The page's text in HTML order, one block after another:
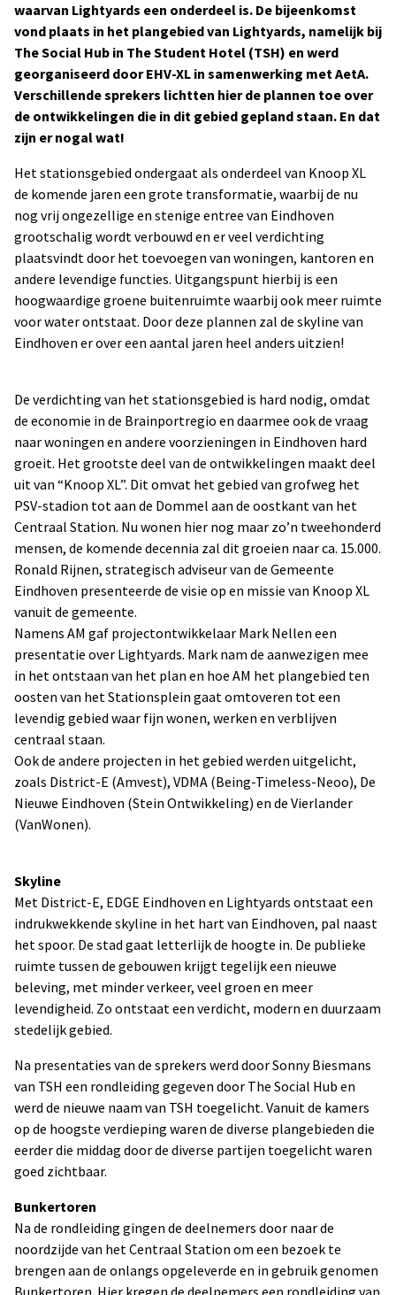
waarvan Lightyards een onderdeel is. De bijeenkomst
vond plaats in het plangebied van Lightyards, namelijk bij
The Social Hub in The Student Hotel (TSH) en werd
georganiseerd doorEHV-XL in samenwerking metAetA.
Verschillende sprekers lichtten hier de plannen toe over
de ontwikkelingen die in dit gebied gepland staan. En dat
zijn er nogal wat!
Het stationsgebied ondergaat als onderdeel van Knoop XL
de komende jaren een grote transformatie, waarbij de nu
nog vrij ongezellige en stenige entree van Eindhoven
grootschalig wordt verbouwd en er veel verdichting
plaatsvindt door het toevoegen van woningen, kantoren en
andere levendige functies. Uitgangspunt hierbij is een
hoogwaardige groene buitenruimte waarbij ook meer ruimte
voor water ontstaat. Door deze plannen zal de skyline van
Eindhoven er over een aantal jaren heel anders uitzien!
De verdichting van het stationsgebied is hard nodig, omdat
de economie in de Brainportregio en daarmee ook de vraag
naar woningen en andere voorzieningen in Eindhoven hard
groeit. Het grootste deel van de ontwikkelingen maakt deel
uit van “Knoop XL”. Dit omvat het gebied van grofweg het
PSV-stadion tot aan de Dommel aan de oostkant van het
Centraal Station. Nu wonen hier nog maar zo’n tweehonderd
mensen, de komende decennia zal dit groeien naar ca. 15.000.
Ronald Rijnen, strategisch adviseur van de Gemeente
Eindhoven presenteerde de visie op en missie van Knoop XL
vanuit de gemeente.
Namens AM gaf projectontwikkelaar Mark Nellen een
presentatie over Lightyards. Mark nam de aanwezigen mee
in het ontstaan van het plan en hoe AM het plangebied ten
oosten van het Stationsplein gaat omtoveren tot een
levendig gebied waar fijn wonen, werken en verblijven
centraal staan.
Ook de andere projecten in het gebied werden uitgelicht,
zoals District-E (Amvest), VDMA (Being-Timeless-Neoo), De
Nieuwe Eindhoven (Stein Ontwikkeling) en de Vierlander
(VanWonen).
Skyline
Met District-E, EDGE Eindhoven en Lightyards ontstaat een
indrukwekkende skyline in het hart van Eindhoven, pal naast
het spoor. De stad gaat letterlijk de hoogte in. De publieke
ruimte tussen de gebouwen krijgt tegelijk een nieuwe
beleving, met minder verkeer, veel groen en meer
levendigheid. Zo ontstaat een verdicht, modern en duurzaam
stedelijk gebied.
Na presentaties van de sprekers werd door Sonny Biesmans
van TSH een rondleiding gegeven door The Social Hub en
werd de nieuwe naam van TSH toegelicht. Vanuit de kamers
op de hoogste verdieping waren de diverse plangebieden die
eerder die middag door de diverse partijen toegelicht waren
goed zichtbaar.
Bunkertoren
Na de rondleiding gingen de deelnemers door naar de
noordzijde van het Centraal Station om een bezoek te
brengen aan de onlangs opgeleverde en in gebruik genomen
Bunkertoren. Hier kregen de deelnemers een rondleiding van